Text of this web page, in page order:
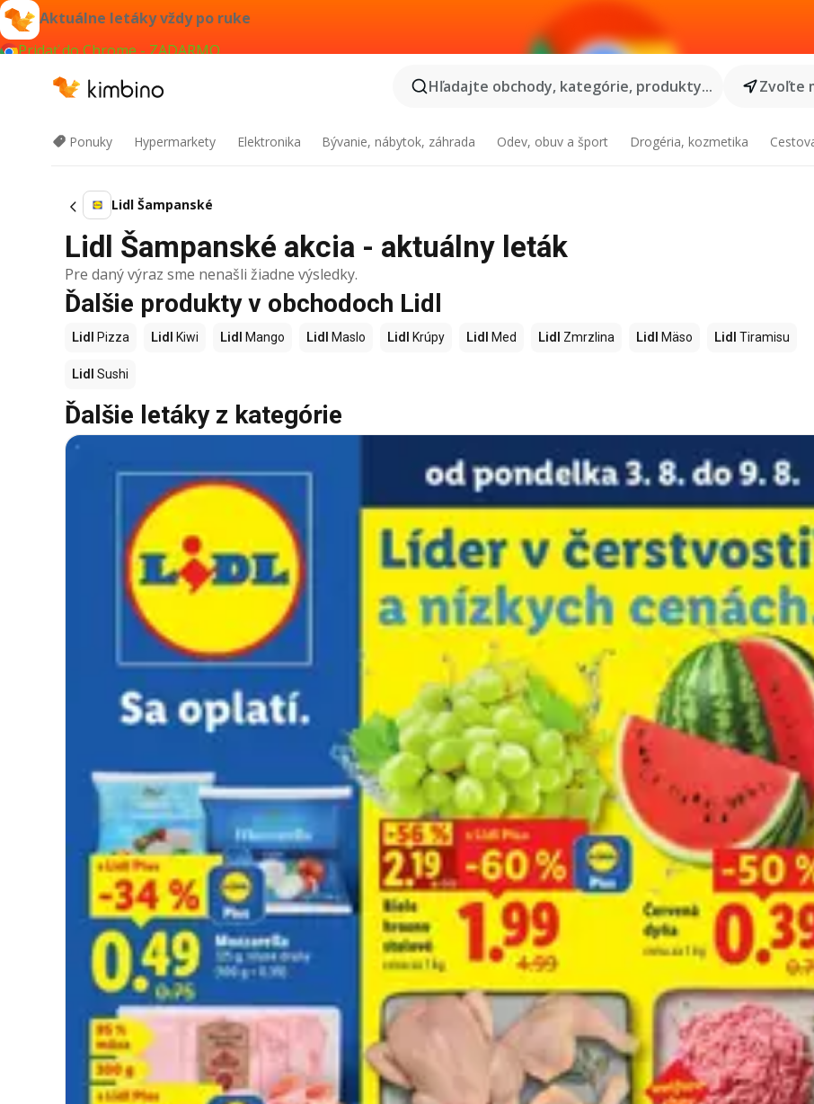
Aktuálne letáky vždy po ruke
Pridať do Chrome - ZADARMO
Hľadajte obchody, kategórie, produkty...
Zvoľte
Ponuky Hypermarkety Elektronika Bývanie, nábytok, záhrada Odev, obuv a šport Drogéria, kozmetika
Lidl Šampanské
Lidl Šampanské akcia - aktuálny leták
Pre daný výraz sme nenašli žiadne výsledky.
Ďalšie produkty v obchodoch Lidl
Lidl Pizza Lidl Kiwi Lidl Mango Lidl Maslo Lidl Krúpy Lidl Med Lidl Zmrzlina Lidl Mäso Lidl Tiramisu
Lidl Sushi
Ďalšie letáky z kategórie